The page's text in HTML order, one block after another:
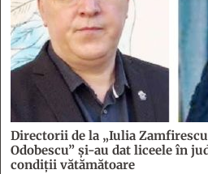
Directorii de la „Iulia
Odobescu” și-au dat liceele în
condiții vătămătoare